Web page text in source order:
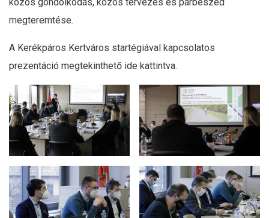
megteremtése.
A Kerékpáros Kertváros startégiával kapcsolatos
prezentáció megtekinthető ide kattintva.